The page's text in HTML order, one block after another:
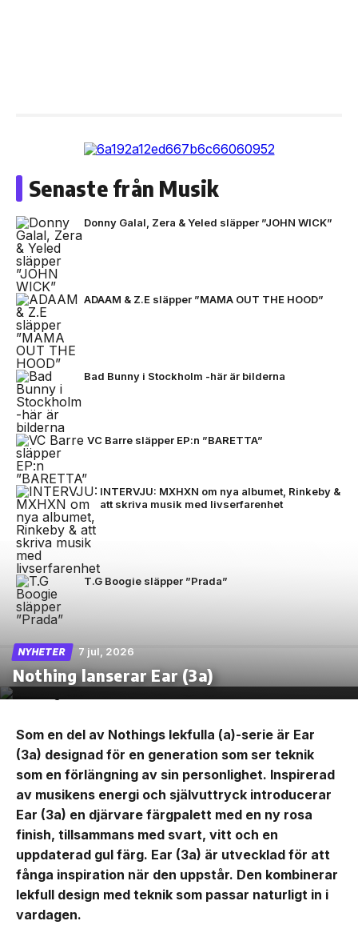
Senaste från Musik
Donny Galal, Zera & Yeled släpper ”JOHN WICK”
ADAAM & Z.E släpper ”MAMA OUT THE HOOD”
Bad Bunny i Stockholm -här är bilderna
VC Barre släpper EP:n ”BARETTA”
INTERVJU: MXHXN om nya albumet, Rinkeby &
att skriva musik med livserfarenhet
T.G Boogie släpper ”Prada”
NYHETER 7 jul, 2026
Nothing lanserar Ear (3a)
Som en del av Nothings lekfulla (a)-serie är Ear
(3a) designad för en generation som ser teknik
som en förlängning av sin personlighet. Inspirerad
av musikens energi och självuttryck introducerar
Ear (3a) en djärvare färgpalett med en ny rosa
finish, tillsammans med svart, vitt och en
uppdaterad gul färg. Ear (3a) är utvecklad för att
fånga inspiration när den uppstår. Den kombinerar
lekfull design med teknik som passar naturligt in i
vardagen.